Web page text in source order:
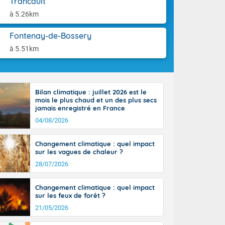
à 5.26km
Fontenay-de-Bossery
à 5.51km
le Poitou-
8 à 13
26 sur le
le sud-
Bilan climatique : juillet 2026 est le
mois le plus chaud et un des plus secs
jamais enregistré en France
04/08/2026
Changement climatique : quel impact
sur les vagues de chaleur ?
28/07/2026
Changement climatique : quel impact
sur les feux de forêt ?
21/05/2026